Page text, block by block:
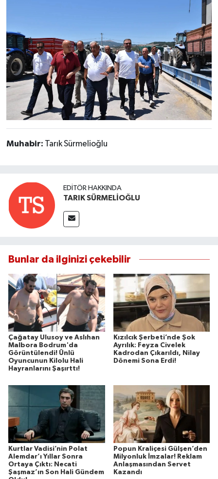
Muhabir: Tarık Sürmelioğlu
EDITÖR HAKKINDA
TARIK SÜRMELİOĞLU
Bunlar da ilginizi çekebilir
Çağatay Ulusoy ve Aslıhan
Malbora Bodrum'da
Görüntülendi! Ünlü
Oyuncunun Kilolu Hali
Hayranlarını Şaşırttı!
Kızılcık Şerbeti’nde Şok
Ayrılık: Feyza Civelek
Kadrodan Çıkarıldı, Nilay
Dönemi Sona Erdi!
Kurtlar Vadisi’nin Polat
Alemdar’ı Yıllar Sonra
Ortaya Çıktı: Necati
Şaşmaz’ın Son Hali Gündem
Popun Kraliçesi Gülşen’den
Milyonluk İmzalar! Reklam
Anlaşmasından Servet
Kazandı